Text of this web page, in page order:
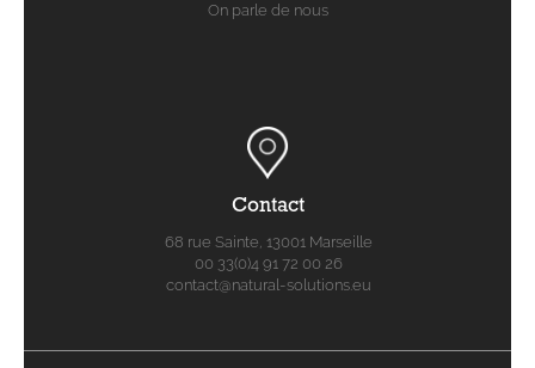
On parle de nous
Contact
68 rue Sainte, 13001 Marseille
00 33(0)4 91 72 00 26
contact@natural-solutions.eu